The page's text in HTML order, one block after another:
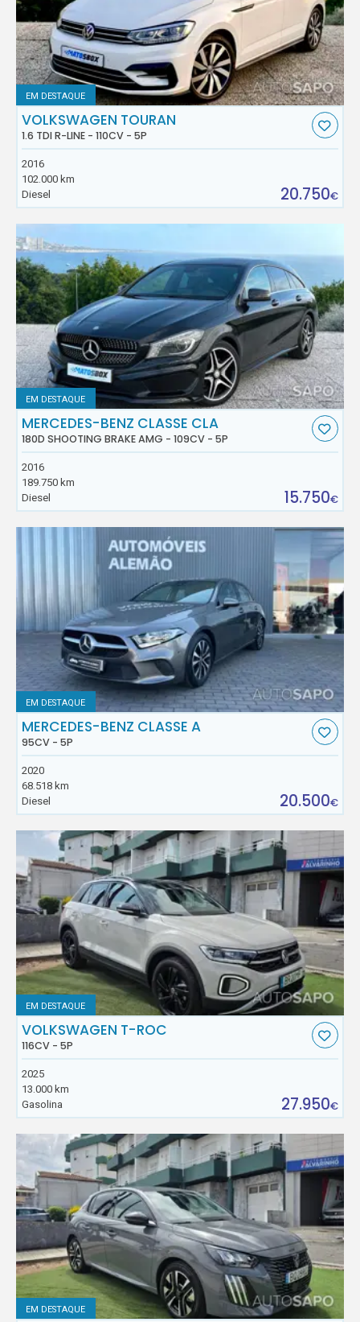
EM DESTAQUE
VOLKSWAGEN TOURAN
1.6 TDI R-LINE - 110CV - 5P
2016
102.000 km
Diesel
20.750€
EM DESTAQUE
MERCEDES-BENZ CLASSE CLA
180D SHOOTING BRAKE AMG - 109CV - 5P
2016
189.750 km
Diesel
15.750€
EM DESTAQUE
MERCEDES-BENZ CLASSE A
95CV - 5P
2020
68.518 km
Diesel
20.500€
EM DESTAQUE
VOLKSWAGEN T-ROC
116CV - 5P
2025
13.000 km
Gasolina
27.950€
EM DESTAQUE